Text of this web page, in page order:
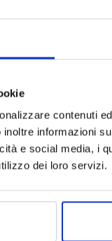
contenuti
informazioni
e social media, i
dei loro servizi.